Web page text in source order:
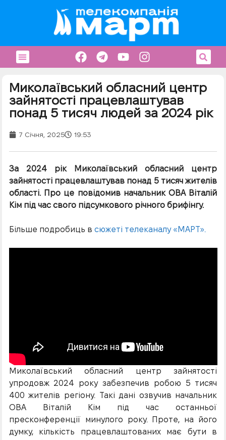
Миколаївський обласний центр
зайнятості працевлаштував
понад 5 тисяч людей за 2024 рік
7 Січня, 2025 19:53
За 2024 рік Миколаївський обласний центр
зайнятості працевлаштував понад 5 тисяч жителів
області. Про це повідомив начальник ОВА Віталій
Кім під час свого підсумкового річного брифінгу.
Більше подробиць в сюжеті телеканалу «МАРТ».
Миколаївський обласний центр зайнятості
упродовж 2024 року забезпечив робою 5 тисяч
400 жителів регіону. Такі дані озвучив начальник
ОВА Віталій Кім під час останньої
пресконференції минулого року. Проте, на його
думку, кількість працевлаштованих має бути в